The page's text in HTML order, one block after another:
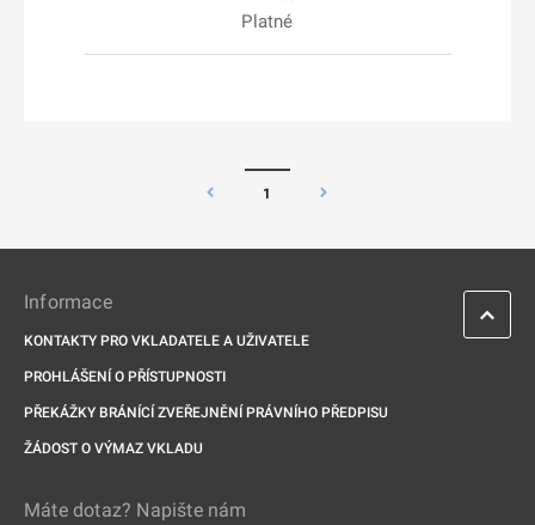
Platné
1
Informace
KONTAKTY PRO VKLADATELE A UŽIVATELE
PROHLÁŠENÍ O PŘÍSTUPNOSTI
PŘEKÁŽKY BRÁNÍCÍ ZVEŘEJNĚNÍ PRÁVNÍHO PŘEDPISU
ŽÁDOST O VÝMAZ VKLADU
Máte dotaz? Napište nám